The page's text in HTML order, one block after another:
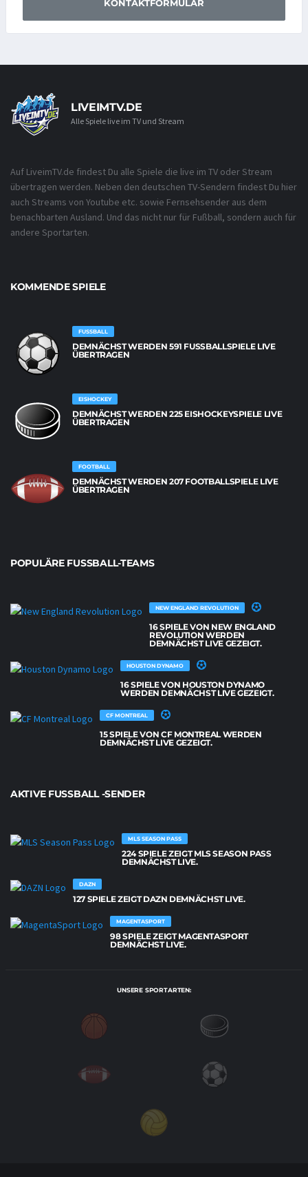
KONTAKTFORMULAR
LIVEIMTV.DE
Alle Spiele live im TV und Stream
Auf LiveimTV.de findest Du alle Spiele die live im TV oder Stream
übertragen werden. Neben den deutschen TV-Sendern findest Du hier
auch Streams von Youtube etc. sowie Fernsehsender aus dem
benachbarten Ausland. Und das nicht nur für Fußball, sondern auch für
andere Sportarten.
KOMMENDE SPIELE
FUSSBALL
DEMNÄCHST WERDEN 591 FUSSBALLSPIELE LIVE Ü
BERTRAGEN
EISHOCKEY
DEMNÄCHST WERDEN 225 EISHOCKEYSPIELE LIVE
ÜBERTRAGEN
FOOTBALL
DEMNÄCHST WERDEN 207 FOOTBALLSPIELE LIVE
ÜBERTRAGEN
POPULÄRE FUSSBALL-TEAMS
NEW ENGLAND REVOLUTION
16 SPIELE VON NEW ENGLAND
REVOLUTION WERDEN
DEMNÄCHST LIVE GEZEIGT.
HOUSTON DYNAMO
16 SPIELE VON HOUSTON DYNAMO
WERDEN DEMNÄCHST LIVE GEZEIGT.
CF MONTREAL
15 SPIELE VON CF MONTREAL WERDEN
DEMNÄCHST LIVE GEZEIGT.
AKTIVE FUSSBALL -SENDER
MLS SEASON PASS
224 SPIELE ZEIGT MLS SEASON PASS
DEMNÄCHST LIVE.
DAZN
127 SPIELE ZEIGT DAZN DEMNÄCHST LIVE.
MAGENTASPORT
98 SPIELE ZEIGT MAGENTASPORT
DEMNÄCHST LIVE.
UNSERE SPORTARTEN: